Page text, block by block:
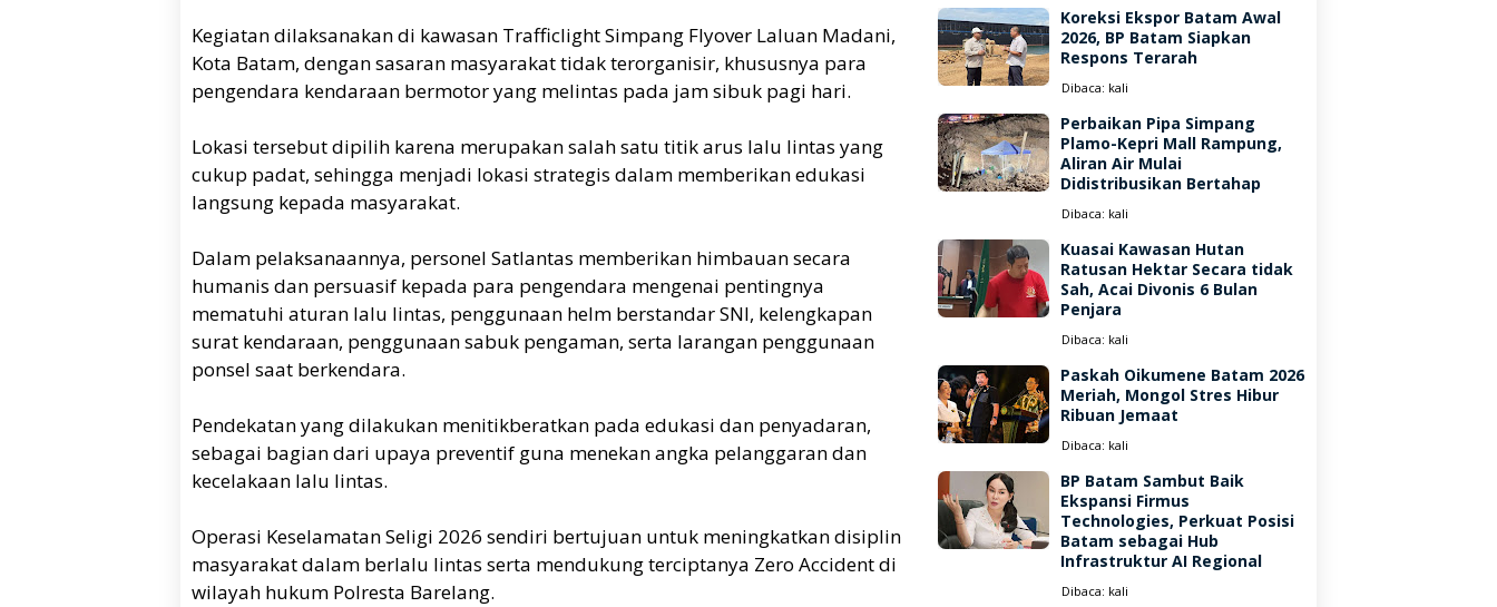
Kegiatan dilaksanakan di kawasan Trafficlight Simpang Flyover Laluan Madani,
Kota Batam, dengan sasaran masyarakat tidak terorganisir, khususnya para
pengendara kendaraan bermotor yang melintas pada jam sibuk pagi hari.
Lokasi tersebut dipilih karena merupakan salah satu titik arus lalu lintas yang
cukup padat, sehingga menjadi lokasi strategis dalam memberikan edukasi
langsung kepada masyarakat.
Dalam pelaksanaannya, personel Satlantas memberikan himbauan secara
humanis dan persuasif kepada para pengendara mengenai pentingnya
mematuhi aturan lalu lintas, penggunaan helm berstandar SNI, kelengkapan
surat kendaraan, penggunaan sabuk pengaman, serta larangan penggunaan
ponsel saat berkendara.
Pendekatan yang dilakukan menitikberatkan pada edukasi dan penyadaran,
sebagai bagian dari upaya preventif guna menekan angka pelanggaran dan
kecelakaan lalu lintas.
Operasi Keselamatan Seligi 2026 sendiri bertujuan untuk meningkatkan disiplin
masyarakat dalam berlalu lintas serta mendukung terciptanya Zero Accident di
wilayah hukum Polresta Barelang.
Koreksi Ekspor Batam Awal
2026, BP Batam Siapkan
Respons Terarah
Dibaca: kali
Perbaikan Pipa Simpang
Plamo-Kepri Mall Rampung,
Aliran Air Mulai
Didistribusikan Bertahap
Dibaca: kali
Kuasai Kawasan Hutan
Ratusan Hektar Secara tidak
Sah, Acai Divonis 6 Bulan
Penjara
Dibaca: kali
Paskah Oikumene Batam 2026
Meriah, Mongol Stres Hibur
Ribuan Jemaat
Dibaca: kali
BP Batam Sambut Baik
Ekspansi Firmus
Technologies, Perkuat Posisi
Batam sebagai Hub
Infrastruktur AI Regional
Dibaca: kali